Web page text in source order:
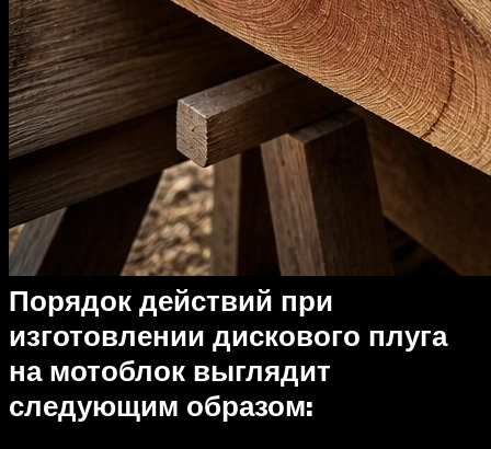
Порядок действий при
изготовлении дискового плуга
на мотоблок выглядит
следующим образом: